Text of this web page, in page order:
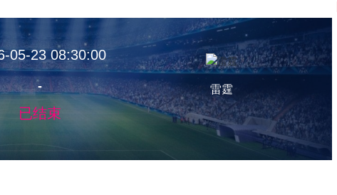
05-23 08:30:00
-
已结束
雷霆